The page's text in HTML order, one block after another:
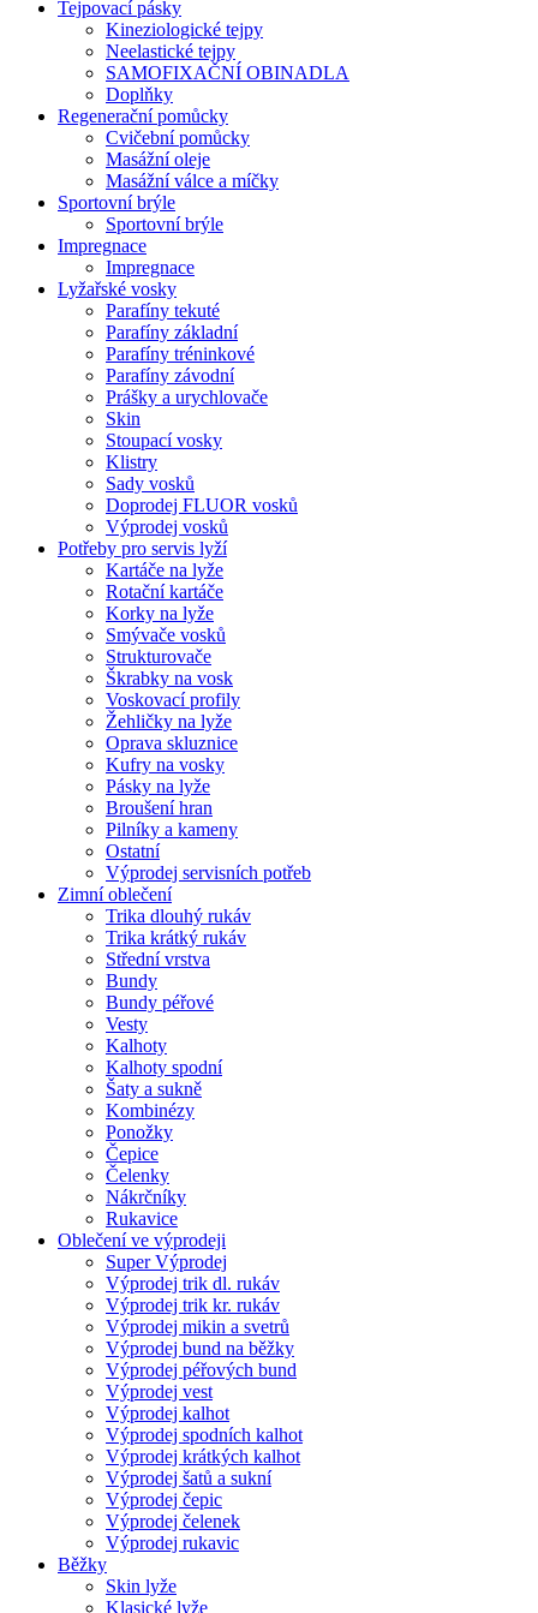
Tejpovací pásky
Kineziologické tejpy
Neelastické tejpy
SAMOFIXAČNÍ OBINADLA
Doplňky
Regenerační pomůcky
Cvičební pomůcky
Masážní oleje
Masážní válce a míčky
Sportovní brýle
Sportovní brýle
Impregnace
Impregnace
Lyžařské vosky
Parafíny tekuté
Parafíny základní
Parafíny tréninkové
Parafíny závodní
Prášky a urychlovače
Skin
Stoupací vosky
Klistry
Sady vosků
Doprodej FLUOR vosků
Výprodej vosků
Potřeby pro servis lyží
Kartáče na lyže
Rotační kartáče
Korky na lyže
Smývače vosků
Strukturovače
Škrabky na vosk
Voskovací profily
Žehličky na lyže
Oprava skluznice
Kufry na vosky
Pásky na lyže
Broušení hran
Pilníky a kameny
Ostatní
Výprodej servisních potřeb
Zimní oblečení
Trika dlouhý rukáv
Trika krátký rukáv
Střední vrstva
Bundy
Bundy péřové
Vesty
Kalhoty
Kalhoty spodní
Šaty a sukně
Kombinézy
Ponožky
Čepice
Čelenky
Nákrčníky
Rukavice
Oblečení ve výprodeji
Super Výprodej
Výprodej trik dl. rukáv
Výprodej trik kr. rukáv
Výprodej mikin a svetrů
Výprodej bund na běžky
Výprodej péřových bund
Výprodej vest
Výprodej kalhot
Výprodej spodních kalhot
Výprodej krátkých kalhot
Výprodej šatů a sukní
Výprodej čepic
Výprodej čelenek
Výprodej rukavic
Běžky
Skin lyže
Klasické lyže